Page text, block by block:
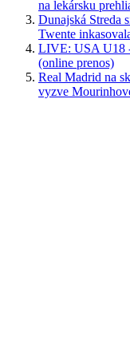
na lekársku
Dunajská Streda
Twente
LIVE: USA U18
(online prenos)
Real Madrid na
vyzve